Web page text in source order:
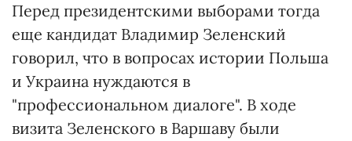
Перед президентскими выборами тогда
еще кандидат Владимир Зеленский
говорил, что в вопросах истории Польша
и Украина нуждаются в
"профессиональном диалоге". В ходе
визита Зеленского в Варшаву были